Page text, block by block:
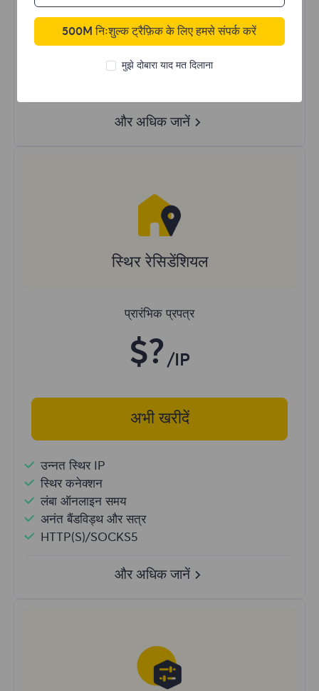
अनलिमिटेड उपयोग डेटा
अनलिमिटेड IP उपयोग
और अधिक जानें
स्थिर रेसिडेंशियल
प्रारंभिक प्रपत्र
$? /IP
अभी खरीदें
उन्नत स्थिर IP
स्थिर कनेक्शन
लंबा ऑनलाइन समय
अनंत बैंडविड्थ और सत्र
HTTP(S)/SOCKS5
और अधिक जानें
500M निःशुल्क ट्रैफ़िक के लिए हमसे संपर्क करें
मुझे दोबारा याद मत दिलाना